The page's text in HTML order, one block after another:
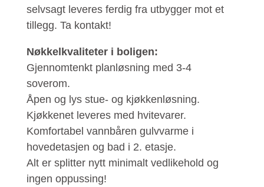
selvsagt leveres ferdig fra utbygger mot et
tillegg. Ta kontakt!
Nøkkelkvaliteter i boligen:
Gjennomtenkt planløsning med 3-4
soverom.
Åpen og lys stue- og kjøkkenløsning.
Kjøkkenet leveres med hvitevarer.
Komfortabel vannbåren gulvvarme i
hovedetasjen og bad i 2. etasje.
Alt er splitter nytt minimalt vedlikehold og
ingen oppussing!